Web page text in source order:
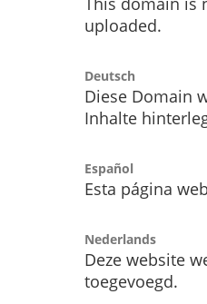
uploaded.
Deutsch
Diese Domain
Inhalte
Español
Esta página
Nederlands
Deze website
toegevoegd.